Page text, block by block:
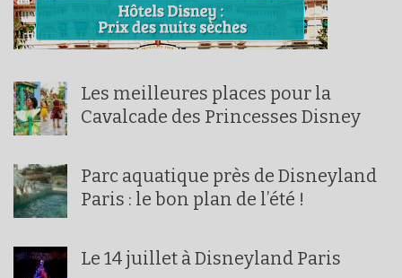
Les meilleures places pour la
Cavalcade des Princesses Disney
Parc aquatique près de Disneyland
Paris : le bon plan de l’été !
Le 14 juillet à Disneyland Paris